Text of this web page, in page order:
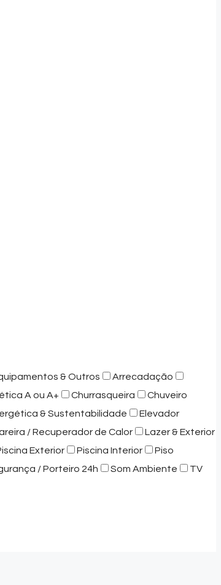
& Outros
Arrecadação
A ou A+ Churrasqueira
Chuveiro
& Sustentabilidade
Elevador
/ Recuperador de Calor
Lazer & Exterior
Exterior Piscina Interior
Piso
/ Porteiro 24h Som Ambiente
TV